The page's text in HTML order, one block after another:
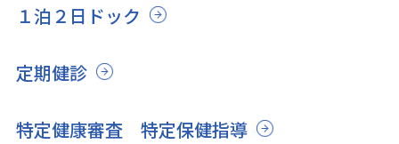
１泊２日ドック
定期健診
特定健康審査 特定保健指導